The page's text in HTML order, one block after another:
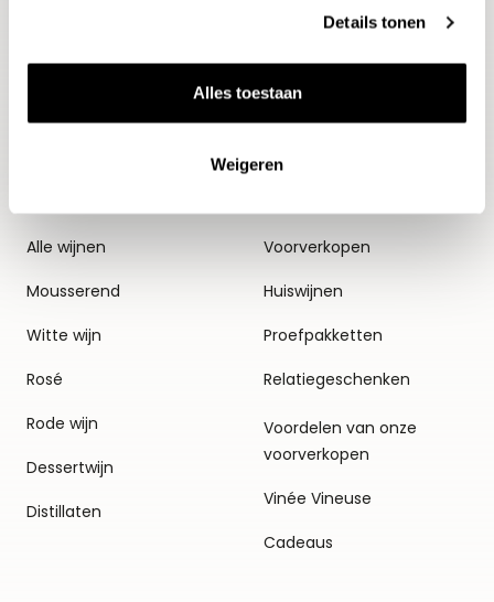
Details tonen
Alles toestaan
Weigeren
Alle wijnen
Mousserend
Witte wijn
Rosé
Rode wijn
Dessertwijn
Distillaten
Thema's
Voorverkopen
Huiswijnen
Proefpakketten
Relatiegeschenken
Voordelen van onze
voorverkopen
Vinée Vineuse
Cadeaus